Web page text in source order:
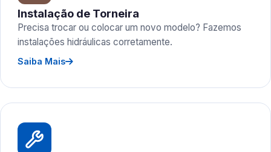
Instalação de Torneira
Precisa trocar ou colocar um novo modelo? Fazemos
instalações hidráulicas corretamente.
Saiba Mais